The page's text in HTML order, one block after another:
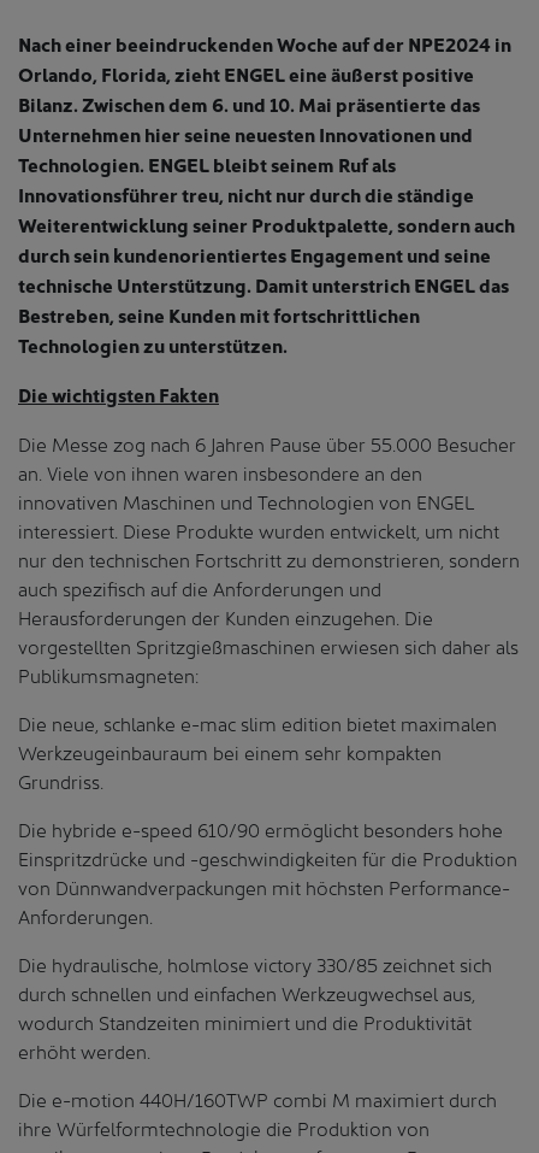
Nach einer beeindruckenden Woche auf der NPE2024 in
Orlando, Florida, zieht ENGEL eine äußerst positive
Bilanz. Zwischen dem 6. und 10. Mai präsentierte das
Unternehmen hier seine neuesten Innovationen und
Technologien. ENGEL bleibt seinem Ruf als
Innovationsführer treu, nicht nur durch die ständige
Weiterentwicklung seiner Produktpalette, sondern auch
durch sein kundenorientiertes Engagement und seine
technische Unterstützung. Damit unterstrich ENGEL das
Bestreben, seine Kunden mit fortschrittlichen
Technologien zu unterstützen.
Die wichtigsten Fakten
Die Messe zog nach 6 Jahren Pause über 55.000 Besucher
an. Viele von ihnen waren insbesondere an den
innovativen Maschinen und Technologien von ENGEL
interessiert. Diese Produkte wurden entwickelt, um nicht
nur den technischen Fortschritt zu demonstrieren, sondern
auch spezifisch auf die Anforderungen und
Herausforderungen der Kunden einzugehen. Die
vorgestellten Spritzgießmaschinen erwiesen sich daher als
Publikumsmagneten:
Die neue, schlanke e-mac slim edition bietet maximalen
Werkzeugeinbauraum bei einem sehr kompakten
Grundriss.
Die hybride e-speed 610/90 ermöglicht besonders hohe
Einspritzdrücke und -geschwindigkeiten für die Produktion
von Dünnwandverpackungen mit höchsten Performance-
Anforderungen.
Die hydraulische, holmlose victory 330/85 zeichnet sich
durch schnellen und einfachen Werkzeugwechsel aus,
wodurch Standzeiten minimiert und die Produktivität
erhöht werden.
Die e-motion 440H/160TWP combi M maximiert durch
ihre Würfelformtechnologie die Produktion von